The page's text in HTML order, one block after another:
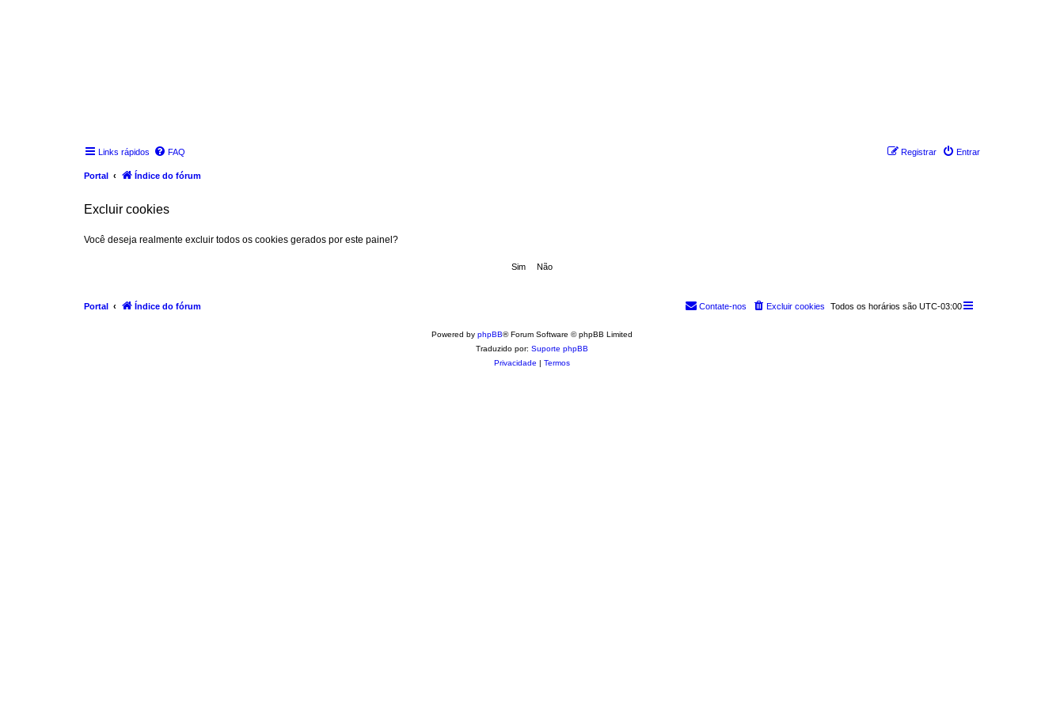
Links rápidos FAQ Entrar
Registrar
Portal Índice do fórum
Excluir cookies
Você deseja realmente excluir todos os cookies gerados por este painel?
Portal Índice do fórum Todos os horários são UTC-03:00
Excluir cookies
Contate-nos
Powered by phpBB® Forum Software © phpBB Limited
Traduzido por: Suporte phpBB
Privacidade | Termos